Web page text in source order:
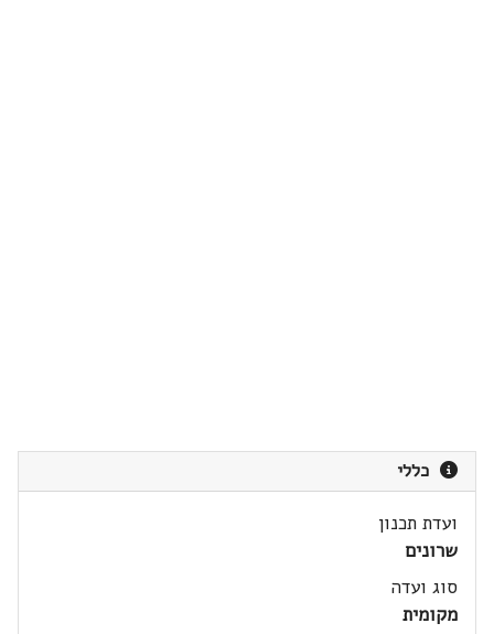
כללי
ועדת תכנון
שרונים
סוג ועדה
מקומית